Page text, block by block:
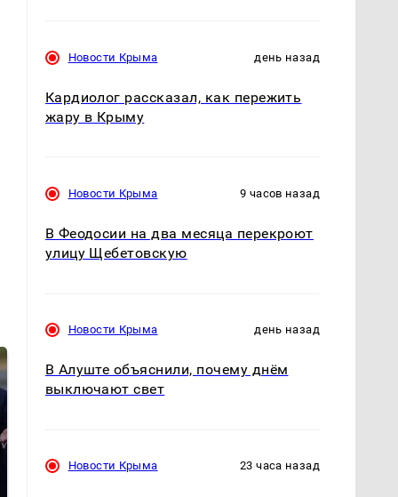
Новости Крыма день назад
Кардиолог рассказал, как пережить
жару в Крыму
Новости Крыма 9 часов назад
В Феодосии на два месяца перекроют
улицу Щебетовскую
Новости Крыма день назад
В Алуште объяснили, почему днём
выключают свет
Новости Крыма 23 часа назад